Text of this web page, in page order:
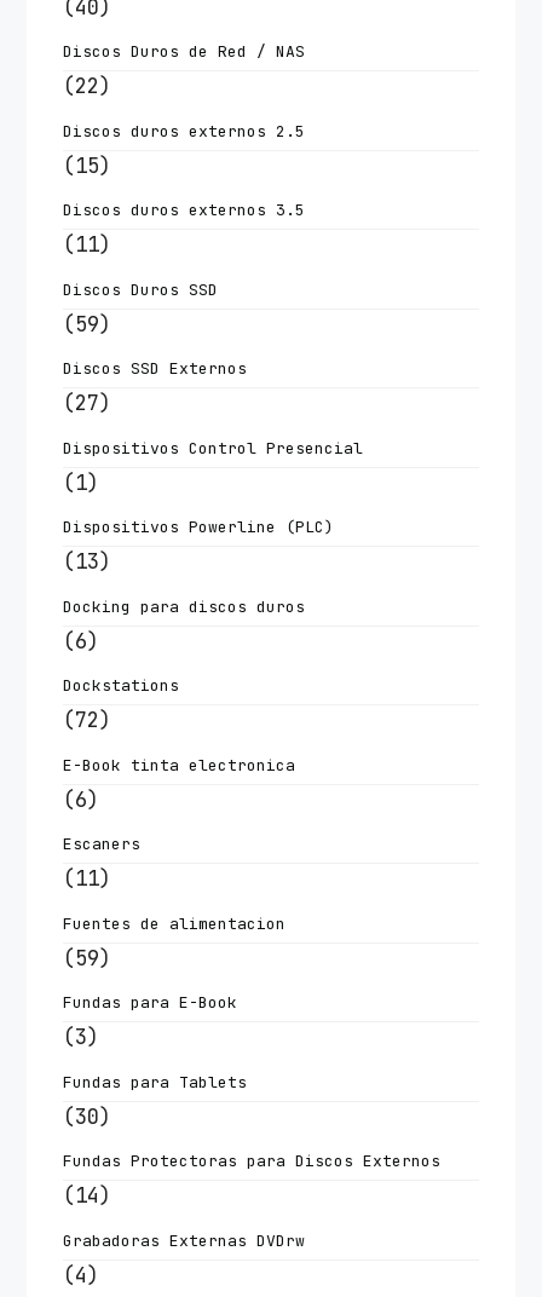
(40)
Discos Duros de Red / NAS
(22)
Discos duros externos 2.5
(15)
Discos duros externos 3.5
(11)
Discos Duros SSD
(59)
Discos SSD Externos
(27)
Dispositivos Control Presencial
(1)
Dispositivos Powerline (PLC)
(13)
Docking para discos duros
(6)
Dockstations
(72)
E-Book tinta electronica
(6)
Escaners
(11)
Fuentes de alimentacion
(59)
Fundas para E-Book
(3)
Fundas para Tablets
(30)
Fundas Protectoras para Discos Externos
(14)
Grabadoras Externas DVDrw
(4)